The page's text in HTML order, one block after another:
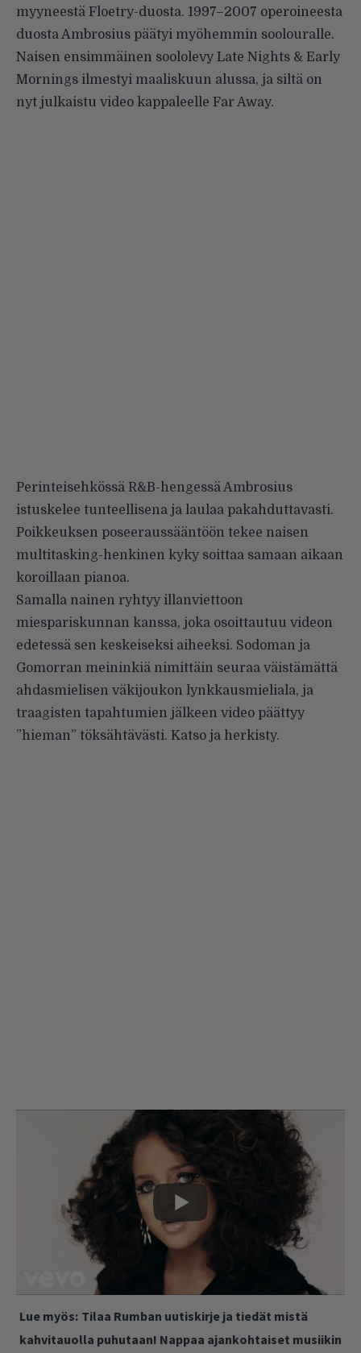
myyneestä Floetry-duosta. 1997–2007 operoineesta
duosta Ambrosius päätyi myöhemmin soolouralle.
Naisen ensimmäinen soololevy Late Nights & Early
Mornings ilmestyi maaliskuun alussa, ja siltä on
nyt julkaistu video kappaleelle Far Away.
Perinteisehkössä R&B-hengessä Ambrosius
istuskelee tunteellisena ja laulaa pakahduttavasti.
Poikkeuksen poseeraussääntöön tekee naisen
multitasking-henkinen kyky soittaa samaan aikaan
koroillaan pianoa.
Samalla nainen ryhtyy illanviettoon
miespariskunnan kanssa, joka osoittautuu videon
edetessä sen keskeiseksi aiheeksi. Sodoman ja
Gomorran meininkiä nimittäin seuraa väistämättä
ahdasmielisen väkijoukon lynkkausmieliala, ja
traagisten tapahtumien jälkeen video päättyy
”hieman” töksähtävästi. Katso ja herkisty.
Lue myös: Tilaa Rumban uutiskirje ja tiedät mistä
kahvitauolla puhutaan! Nappaa ajankohtaiset musiikin